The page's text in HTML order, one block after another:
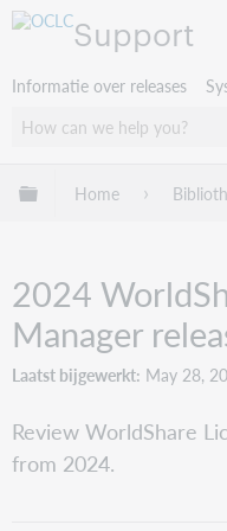
Support
Informatie over releases
Mondiale
Home
2024
Manager
Laatst bijgewerkt May 28,
Review WorldShare
from 2024.